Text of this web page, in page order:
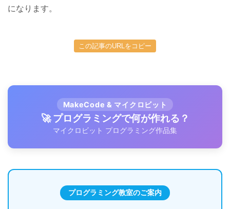
になります。
この記事のURLをコピー
MakeCode & マイクロビット
🚀 プログラミングで何が作れる？
マイクロビット プログラミング作品集
プログラミング教室のご案内